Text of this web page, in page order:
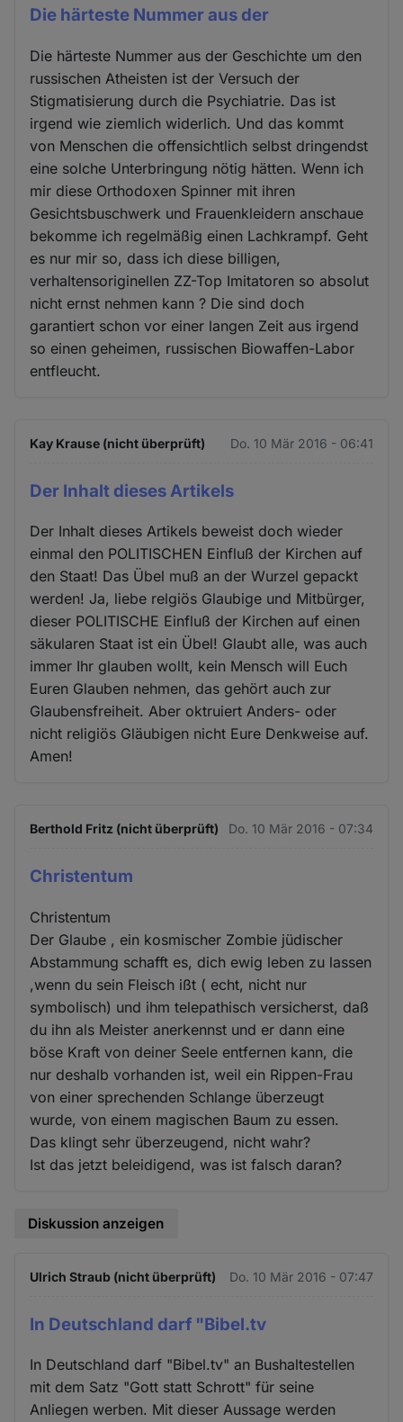
Die härteste Nummer aus der
Die härteste Nummer aus der Geschichte um den
russischen Atheisten ist der Versuch der
Stigmatisierung durch die Psychiatrie. Das ist
irgend wie ziemlich widerlich. Und das kommt
von Menschen die offensichtlich selbst dringendst
eine solche Unterbringung nötig hätten. Wenn ich
mir diese Orthodoxen Spinner mit ihren
Gesichtsbuschwerk und Frauenkleidern anschaue
bekomme ich regelmäßig einen Lachkrampf. Geht
es nur mir so, dass ich diese billigen,
verhaltensoriginellen ZZ-Top Imitatoren so absolut
nicht ernst nehmen kann ? Die sind doch
garantiert schon vor einer langen Zeit aus irgend
so einen geheimen, russischen Biowaffen-Labor
entfleucht.
Kay Krause (nicht überprüft) Do. 10 Mär 2016 - 06:41
Der Inhalt dieses Artikels
Der Inhalt dieses Artikels beweist doch wieder
einmal den POLITISCHEN Einfluß der Kirchen auf
den Staat! Das Übel muß an der Wurzel gepackt
werden! Ja, liebe relgiös Glaubige und Mitbürger,
dieser POLITISCHE Einfluß der Kirchen auf einen
säkularen Staat ist ein Übel! Glaubt alle, was auch
immer Ihr glauben wollt, kein Mensch will Euch
Euren Glauben nehmen, das gehört auch zur
Glaubensfreiheit. Aber oktruiert Anders- oder
nicht religiös Gläubigen nicht Eure Denkweise auf.
Amen!
Berthold Fritz (nicht überprüft) Do. 10 Mär 2016 - 07:34
Christentum
Christentum
Der Glaube , ein kosmischer Zombie jüdischer
Abstammung schafft es, dich ewig leben zu lassen
,wenn du sein Fleisch ißt ( echt, nicht nur
symbolisch) und ihm telepathisch versicherst, daß
du ihn als Meister anerkennst und er dann eine
böse Kraft von deiner Seele entfernen kann, die
nur deshalb vorhanden ist, weil ein Rippen-Frau
von einer sprechenden Schlange überzeugt
wurde, von einem magischen Baum zu essen.
Das klingt sehr überzeugend, nicht wahr?
Ist das jetzt beleidigend, was ist falsch daran?
Diskussion anzeigen
Ulrich Straub (nicht überprüft) Do. 10 Mär 2016 - 07:47
In Deutschland darf "Bibel.tv
In Deutschland darf "Bibel.tv" an Bushaltestellen
mit dem Satz "Gott statt Schrott" für seine
Anliegen werben. Mit dieser Aussage werden